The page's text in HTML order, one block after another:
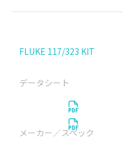
FLUKE 117/323 KIT